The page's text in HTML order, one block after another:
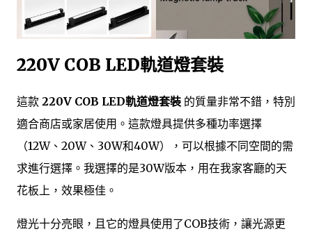
220V COB LED軌道燈套裝
這款 220V COB LED軌道燈套裝 的質量非常不錯，特別
適合商店或家居使用。這款燈具提供多種功率選擇
（12W、20W、30W和40W），可以根據不同空間的需
求進行選擇。我選擇的是30W版本，用在我家客廳的天
花板上，效果極佳。
燈光十分亮眼，且它的燈具使用了COB技術，讓光源更